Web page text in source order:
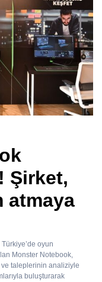
Şirket,
atmaya
Türkiye’de oyun
Monster Notebook,
ve taleplerinin analiziyle
buluşturarak